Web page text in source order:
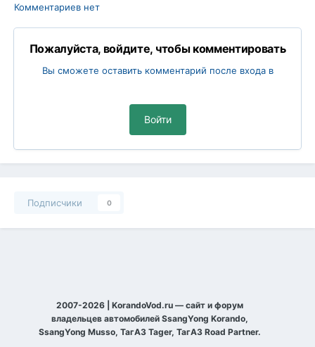
Комментариев нет
Пожалуйста, войдите, чтобы комментировать
Вы сможете оставить комментарий после входа в
Войти
Подписчики 0
2007-2026 | KorandoVod.ru — сайт и форум
владельцев автомобилей SsangYong Korando,
SsangYong Musso, ТагАЗ Tager, ТагАЗ Road Partner.